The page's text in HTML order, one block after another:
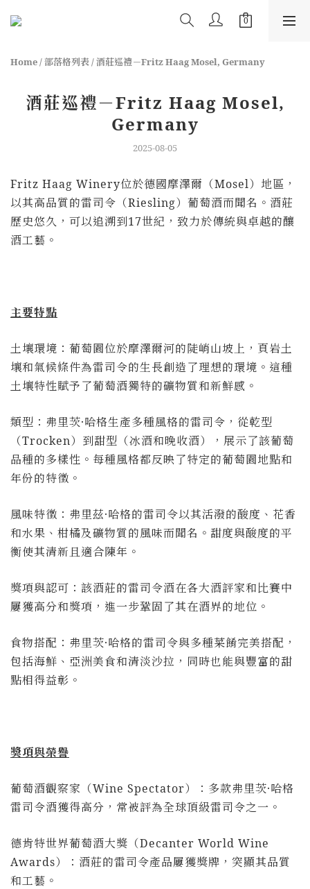
Home/部落格列表/酒莊巡禮－Fritz Haag Mosel, Germany
酒莊巡禮－Fritz Haag Mosel,
Germany
2025-08-05
Fritz Haag Winery位於德國摩澤爾（Mosel）地區，
以其高品質的雷司令（Riesling）葡萄酒而聞名。酒莊
歷史悠久，可以追溯到17世紀，致力於傳統與卓越的釀
酒工藝。
主要特點
土壤環境：葡萄園位於摩澤爾河的陡峭山坡上，頁岩土
壤和氣候條件為雷司令的生長創造了理想的環境。這種
土壤特性賦予了葡萄酒獨特的礦物質和新鮮感。
類型：弗里茨·哈格生產多種風格的雷司令，從乾型
（Trocken）到甜型（冰酒和晚收酒），展示了該葡萄
品種的多樣性。每種風格都反映了特定的葡萄園地點和
年份的特徵。
風味特徵：弗里茲·哈格的雷司令以其活潑的酸度、花香
和水果、柑橘及礦物質的風味而聞名。甜度與酸度的平
衡使其清新且適合陳年。
獎項與認可：該酒莊的雷司令酒在各大酒評家和比賽中
屢獲高分和獎項，進一步鞏固了其在酒界的地位。
食物搭配：弗里茨·哈格的雷司令與多種菜餚完美搭配，
包括海鮮、亞洲美食和清淡沙拉，同時也能與豐富的甜
點相得益彰。
獎項與榮譽
葡萄酒觀察家（Wine Spectator）：多款弗里茨·哈格
雷司令酒獲得高分，常被評為全球頂級雷司令之一。
德肯特世界葡萄酒大獎（Decanter World Wine
Awards）：酒莊的雷司令產品屢獲獎牌，突顯其品質
和工藝。